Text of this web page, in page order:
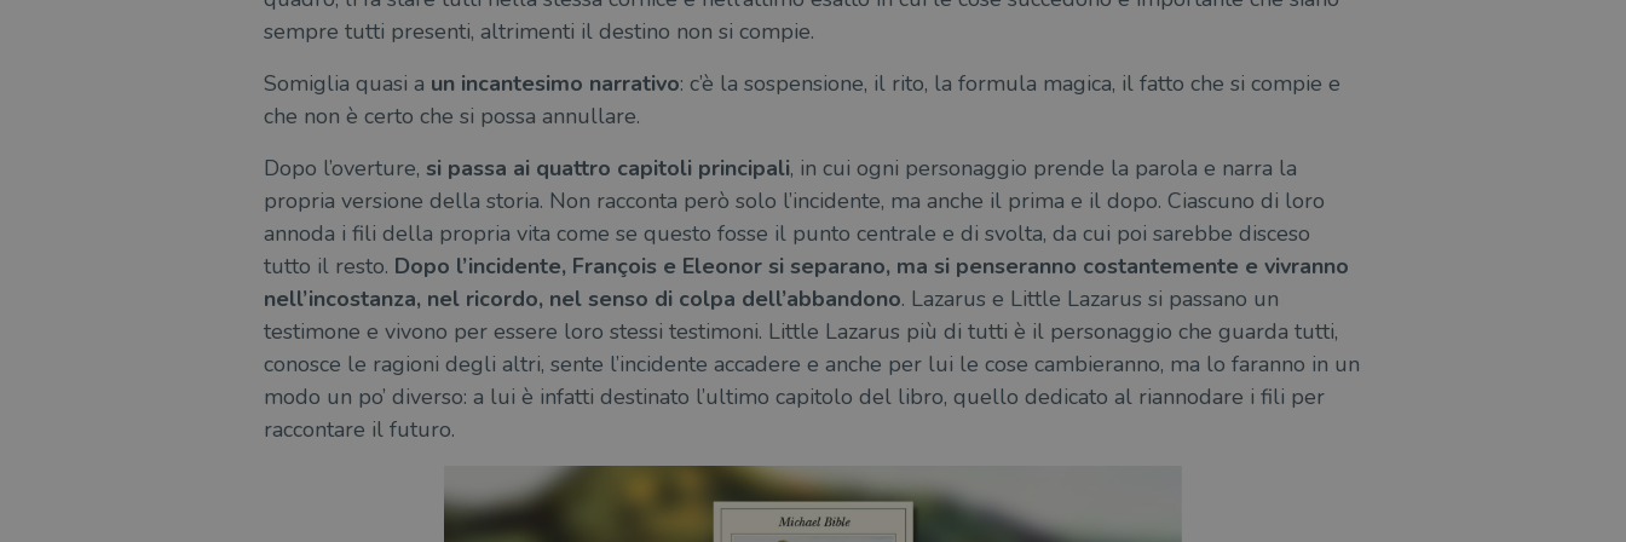
sempre tutti presenti, altrimenti il destino non si compie.
Somiglia quasi a un incantesimo narrativo: c’è la sospensione, il rito, la formula magica, il fatto che si compie e
che non è certo che si possa annullare.
Dopo l’overture, si passa ai quattro capitoli principali, in cui ogni personaggio prende la parola e narra la
propria versione della storia. Non racconta però solo l’incidente, ma anche il prima e il dopo. Ciascuno di loro
annoda i fili della propria vita come se questo fosse il punto centrale e di svolta, da cui poi sarebbe disceso
tutto il resto. Dopo l’incidente, François e Eleonor si separano, ma si penseranno costantemente e vivranno
nell’incostanza, nel ricordo, nel senso di colpa dell’abbandono. Lazarus e Little Lazarus si passano un
testimone e vivono per essere loro stessi testimoni. Little Lazarus più di tutti è il personaggio che guarda tutti,
conosce le ragioni degli altri, sente l’incidente accadere e anche per lui le cose cambieranno, ma lo faranno in un
modo un po’ diverso: a lui è infatti destinato l’ultimo capitolo del libro, quello dedicato al riannodare i fili per
raccontare il futuro.